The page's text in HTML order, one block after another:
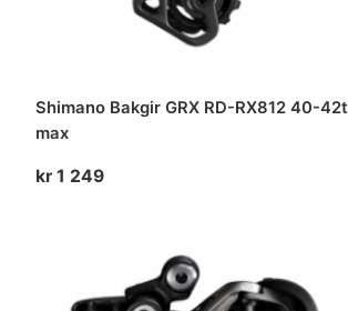
Shimano Bakgir GRX RD-RX812 40-42t
max
kr 1 249